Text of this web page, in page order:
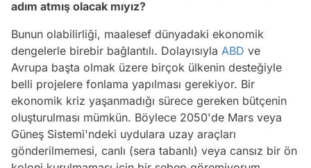
adım atmış olacak mıyız?
Bunun olabilirliği, maalesef dünyadaki ekonomik
dengelerle birebir bağlantılı. Dolayısıyla ABD ve
Avrupa başta olmak üzere birçok ülkenin desteğiyle
belli projelere fonlama yapılması gerekiyor. Bir
ekonomik kriz yaşanmadığı sürece gereken bütçenin
oluşturulması mümkün. Böylece 2050'de Mars veya
Güneş Sistemi'ndeki uydulara uzay araçları
gönderilmemesi, canlı (sera tabanlı) veya cansız bir ön